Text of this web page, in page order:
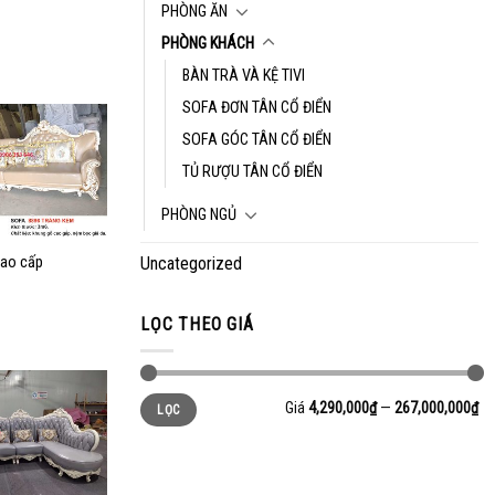
Add to
wishlist
cấp
Add to
wishlist
PHÒNG ĂN
PHÒNG KHÁCH
BÀN TRÀ VÀ KỆ TIVI
SOFA ĐƠN TÂN CỔ ĐIỂN
SOFA GÓC TÂN CỔ ĐIỂN
TỦ RƯỢU TÂN CỔ ĐIỂN
PHÒNG NGỦ
Uncategorized
LỌC THEO GIÁ
LỌC Giá 4,290,000₫— 267,000,000₫